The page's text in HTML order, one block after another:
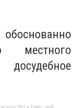
местного